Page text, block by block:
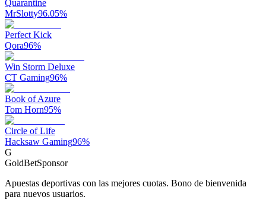
Quarantine
MrSlotty96.05%
Perfect Kick
Qora96%
Win Storm Deluxe
CT Gaming96%
Book of Azure
Tom Horn95%
Circle of Life
Hacksaw Gaming96%
G
GoldBetSponsor
Apuestas deportivas con las mejores cuotas. Bono de bienvenida
para nuevos usuarios.